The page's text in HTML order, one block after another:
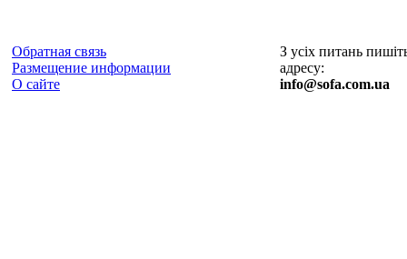
Обратная связь
Размещение информации
О сайте
З усіх питань
адресу:
info@sofa.com.ua